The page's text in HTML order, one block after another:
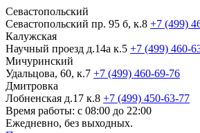
Севастопольский
Севастопольский пр. 95 б, к.8 +7 (499)
Калужская
Научный проезд д.14а к.5 +7 (499) 460-
Мичуринский
Удальцова, 60, к.7 +7 (499) 460-69-76
Дмитровка
Лобненская д.17 к.8 +7 (499) 450-63-77
Время работы: с 08:00 до 22:00
Ежедневно, без выходных.